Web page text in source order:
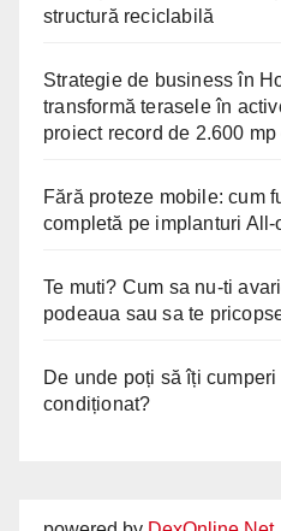
structură reciclabilă
Strategie de business în
transformă terasele în
proiect record de 2.600
Fără proteze mobile: cum
completă pe implanturi All-
Te muti? Cum sa nu-ti
podeaua sau sa te
De unde poți să îți
condiționat?